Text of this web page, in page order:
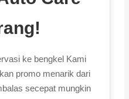
ke bengkel Kami
promo menarik dari
secepat mungkin